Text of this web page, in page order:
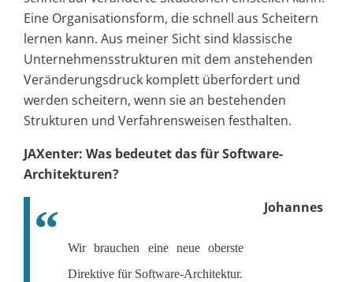
Eine Organisationsform, die schnell aus Scheitern
lernen kann. Aus meiner Sicht sind klassische
Unternehmensstrukturen mit dem anstehenden
Veränderungsdruck komplett überfordert und
werden scheitern, wenn sie an bestehenden
Strukturen und Verfahrensweisen festhalten.
JAXenter: Was bedeutet das für Software-
Architekturen?
Wir brauchen eine neue oberste
Direktive für Software-Architektur.
Johannes